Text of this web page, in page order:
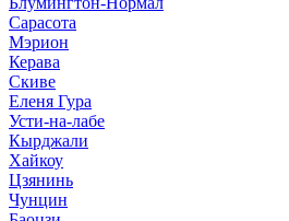
Сарасота
Мэрион
Керава
Скиве
Еленя Гура
Усти-на-лабе
Кырджали
Хайкоу
Цзянинь
Чунцин